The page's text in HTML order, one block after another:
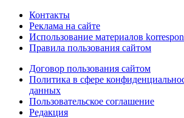
Контакты
Реклама на сайте
Использование материалов
Правила пользования сайтом
Договор пользования сайтом
Политика в сфере
данных
Пользовательское соглашение
Редакция